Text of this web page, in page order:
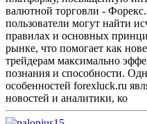
валютной торговли -
пользователи могут найти
правилах и основных
рынке, что помогает как
трейдерам максимально
познания и способности.
особенностей forexluck.ru
новостей и аналитики, ко